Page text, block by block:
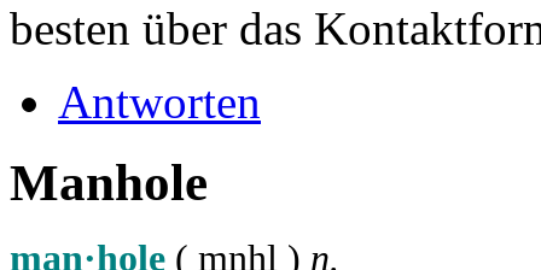
besten über das
Antworten
Manhole
man·hole ( mnhl ) n.